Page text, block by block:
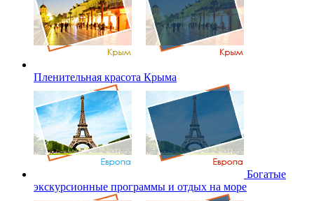
Пленительная красота Крыма
Богатые
экскурсионные программы и отдых на море